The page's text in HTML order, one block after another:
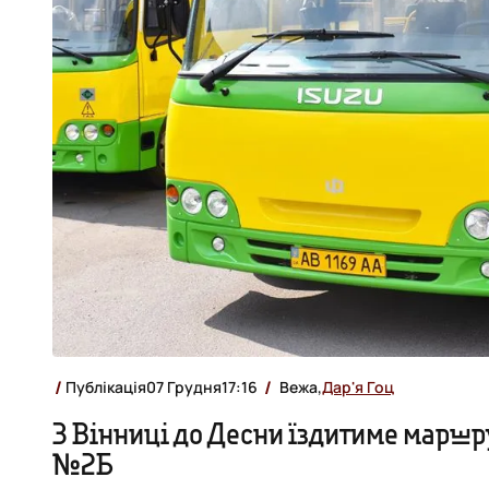
Публікація07 Грудня17:16 Вежа,Дар'я Гоц
З Вінниці до Десни їздитиме
№2Б